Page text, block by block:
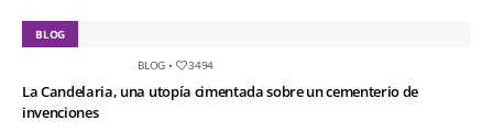
BLOG
BLOG • 3494
La Candelaria, una utopía cimentada sobre un cementerio de
invenciones